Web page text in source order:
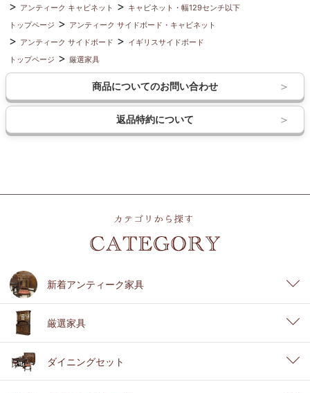
アンティーク キャビネット
キャビネット・幅129センチ以下
トップページ
アンティーク サイドボード・キャビネット
アンティーク サイドボード
イギリスサイドボード
トップページ
厳選家具
商品についてのお問い合わせ
返品特約について
新着アンティーク家具
厳選家具
ダイニングセット